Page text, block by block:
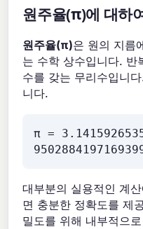
원주율(π)에 대하
원주율(π)은 원의 지름
는 수학 상수입니다. 반
수를 갖는 무리수입니
니다.
π =
대부분의 실용적인 계
면 충분한 정확도를 제
밀도를 위해 내부적으